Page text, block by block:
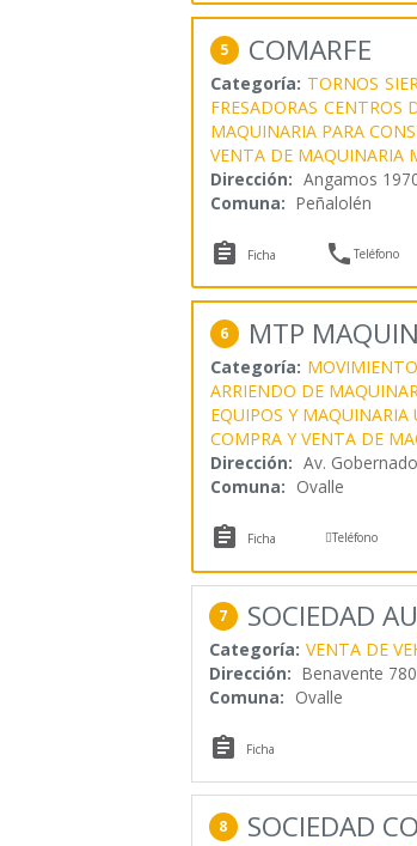
5 COMARFE
Categoría: TORNOS
FRESADORAS CENTROS
MAQUINARIA PARA
VENTA DE MAQUINARIA
Dirección: Angamos
Comuna: Peñalolén
 Ficha Teléfono
6 MTP
Categoría:
ARRIENDO DE
EQUIPOS Y MAQUINARIA
COMPRA Y VENTA DE
Dirección: Av.
Comuna: Ovalle
 Ficha Teléfono
7 SOCIEDAD
Categoría: VENTA DE
Dirección: Benavente 780
Comuna: Ovalle
 Ficha
8 SOCIEDAD